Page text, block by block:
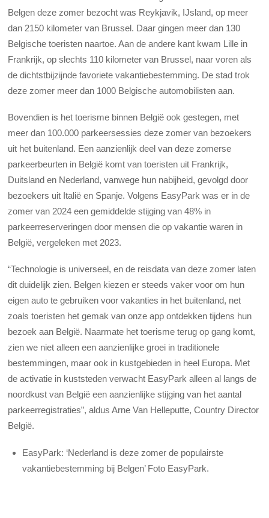
Belgen deze zomer bezocht was Reykjavik, IJsland, op meer
dan 2150 kilometer van Brussel. Daar gingen meer dan 130
Belgische toeristen naartoe. Aan de andere kant kwam Lille in
Frankrijk, op slechts 110 kilometer van Brussel, naar voren als
de dichtstbijzijnde favoriete vakantiebestemming. De stad trok
deze zomer meer dan 1000 Belgische automobilisten aan.
Bovendien is het toerisme binnen België ook gestegen, met
meer dan 100.000 parkeersessies deze zomer van bezoekers
uit het buitenland. Een aanzienlijk deel van deze zomerse
parkeerbeurten in België komt van toeristen uit Frankrijk,
Duitsland en Nederland, vanwege hun nabijheid, gevolgd door
bezoekers uit Italië en Spanje. Volgens EasyPark was er in de
zomer van 2024 een gemiddelde stijging van 48% in
parkeerreserveringen door mensen die op vakantie waren in
België, vergeleken met 2023.
“Technologie is universeel, en de reisdata van deze zomer laten
dit duidelijk zien. Belgen kiezen er steeds vaker voor om hun
eigen auto te gebruiken voor vakanties in het buitenland, net
zoals toeristen het gemak van onze app ontdekken tijdens hun
bezoek aan België. Naarmate het toerisme terug op gang komt,
zien we niet alleen een aanzienlijke groei in traditionele
bestemmingen, maar ook in kustgebieden in heel Europa. Met
de activatie in kuststeden verwacht EasyPark alleen al langs de
noordkust van België een aanzienlijke stijging van het aantal
parkeerregistraties”, aldus Arne Van Helleputte, Country Director
België.
EasyPark: ‘Nederland is deze zomer de populairste
vakantiebestemming bij Belgen’ Foto EasyPark.